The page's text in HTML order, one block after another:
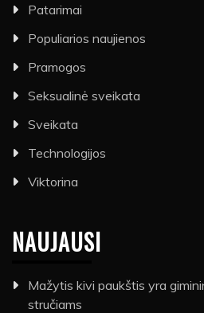
Patarimai
Populiarios naujienos
Pramogos
Seksualinė sveikata
Sveikata
Technologijos
Viktorina
NAUJAUSI
Mažytis kivi paukštis yra
stručiams